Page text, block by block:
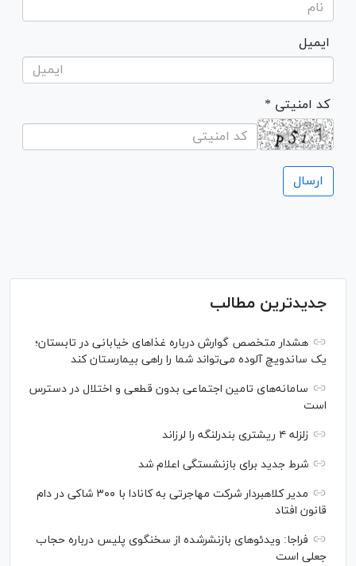
ایمیل
* کد امنیتی
جدیدترین مطالب
هشدار متخصص گوارش درباره غذا‌های خیابانی در تابستان؛
یک ساندویچ آلوده می‌تواند شما را راهی بیمارستان کند
سامانه‌های تامین اجتماعی بدون قطعی و اختلال در دسترس
است
زلزله ۴ ریشتری بندرلنگه را لرزاند
شرط جدید برای بازنشستگی اعلام شد
مدیر کلاهبردار شرکت مهاجرتی به کانادا با ۳۰۰ شاکی در دام
قانون افتاد
فراجا: ویدئو‌های بازنشرشده از سخنگوی پلیس درباره حجاب
جعلی است